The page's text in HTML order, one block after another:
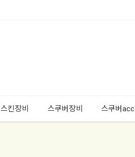
스킨장비 스쿠버장비 스쿠버acc